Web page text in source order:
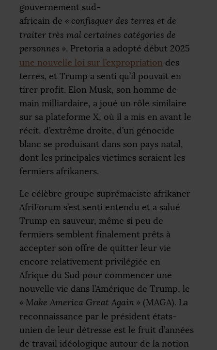
gouvernement sud-
africain de « confisquer des terres et de
traiter très mal certaines catégories de
personnes ». Pretoria a adopté début 2025
une nouvelle loi sur l’expropriation des
terres, et Trump a senti qu’il pouvait en
tirer profit. Elon Musk, son homme de
main milliardaire, a joué un rôle similaire
sur sa plateforme X, où il a mis en avant le
récit, d’extrême droite, d’un génocide
blanc se produisant dans son pays natal,
dont les principales victimes seraient les
fermiers afrikaners.
Le célèbre groupe suprémaciste afrikaner
AfriForum s’est senti entendu et a salué
Trump en sauveur, même si peu de
fermiers semblent finalement prêts à
accepter son offre de quitter leur vie
encore relativement privilégiée en
Afrique du Sud pour commencer une
nouvelle vie dans l’Amérique de Trump, le
« Make America Great Again » (MAGA). La
reconnaissance par le président états-
unien de leur détresse est le fruit d’années
de travail idéologique autour de la notion